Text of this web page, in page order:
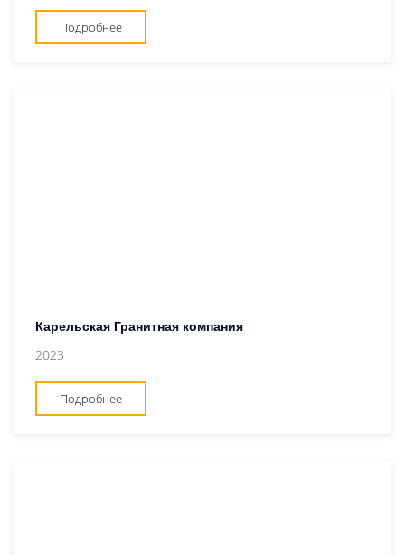
Подробнее
Карельская Гранитная компания
2023
Подробнее